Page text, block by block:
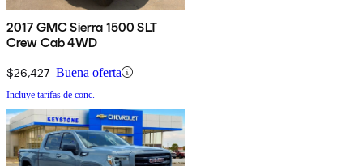
2017 GMC Sierra 1500 SLT
Crew Cab 4WD
$26,427 Buena oferta
Incluye tarifas de conc.